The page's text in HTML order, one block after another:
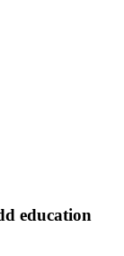
education